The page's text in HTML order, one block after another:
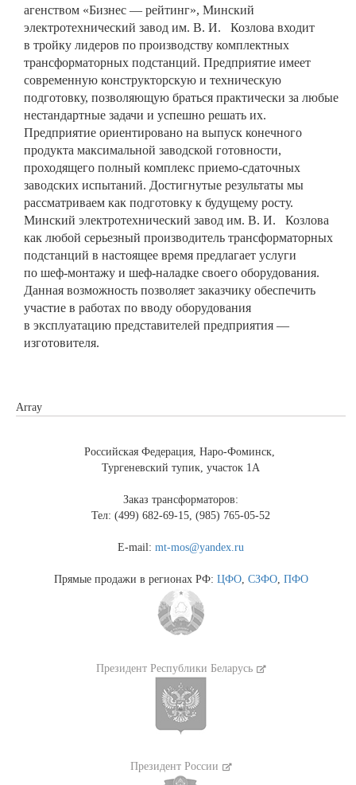
агенством «Бизнес — рейтинг», Минский
электротехнический завод им. В. И. Козлова входит
в тройку лидеров по производству комплектных
трансформаторных подстанций. Предприятие имеет
современную конструкторскую и техническую
подготовку, позволяющую браться практически за любые
нестандартные задачи и успешно решать их.
Предприятие ориентировано на выпуск конечного
продукта максимальной заводской готовности,
проходящего полный комплекс приемо-сдаточных
заводских испытаний. Достигнутые результаты мы
рассматриваем как подготовку к будущему росту.
Минский электротехнический завод им. В. И. Козлова
как любой серьезный производитель трансформаторных
подстанций в настоящее время предлагает услуги
по шеф-монтажу и шеф-наладке своего оборудования.
Данная возможность позволяет заказчику обеспечить
участие в работах по вводу оборудования
в эксплуатацию представителей предприятия —
изготовителя.
Array
Российская Федерация, Наро-Фоминск,
Тургеневский тупик, участок 1А
Заказ трансформаторов:
Тел: (499) 682-69-15, (985) 765-05-52
E-mail:mt-mos@yandex.ru
Прямые продажи в регионах РФ: ЦФО, СЗФО, ПФО
Президент Республики Беларусь
Президент России